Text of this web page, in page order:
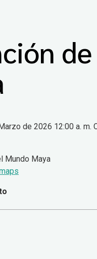
de
de 2026 12:00 a. m.
Mundo Maya